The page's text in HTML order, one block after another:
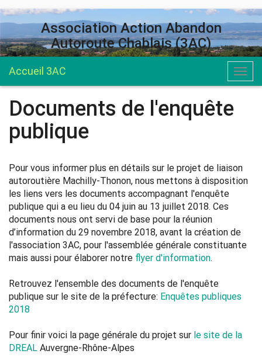
Association Action Abandon
Autoroute Chablais (3AC)
Accueil 3AC
Documents de l'enquête
publique
Pour vous informer plus en détails sur le projet de liaison
autoroutière Machilly-Thonon, nous mettons à disposition
les liens vers les documents accompagnant l'enquête
publique qui a eu lieu du 04 juin au 13 juillet 2018. Ces
documents nous ont servi de base pour la réunion
d’information du 29 novembre 2018, avant la création de
l'association 3AC, pour l'assemblée générale constituante
mais aussi pour élaborer notre flyer d'information.
Retrouvez l'ensemble des documents de l'enquête
publique sur le site de la préfecture: Enquêtes publiques
2018
Pour finir voici la page générale du projet sur le site de la
DREAL Auvergne-Rhône-Alpes